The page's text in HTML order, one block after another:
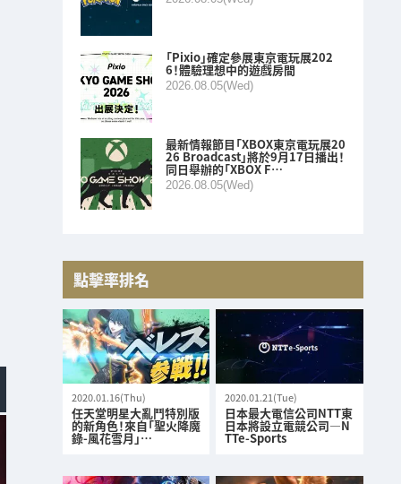
「Pixio」確定參展東京電玩展202
6！體驗理想中的遊戲房間
2026.08.05(Wed)
最新情報節目「XBOX東京電玩展20
26 Broadcast」將於9月17日播出！
同日舉辦的「XBOX F…
2026.08.05(Wed)
點擊率排名
2020.01.16(Thu)
任天堂明星大亂鬥特別版
的新角色！來自「聖火降魔
錄-風花雪月」…
2020.01.21(Tue)
日本最大電信公司NTT東
日本將設立電競公司—N
TTe-Sports